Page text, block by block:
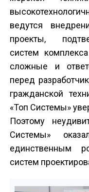
ведутся
проекты,
систем
сложные и
перед
гражданской
«Топ Системы»
Поэтому
Системы»
единственным
систем